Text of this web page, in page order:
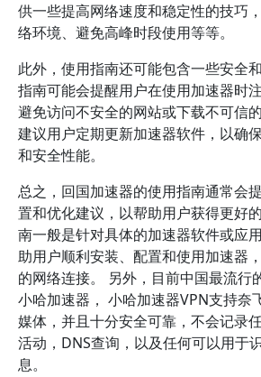
供一些提高网络速度和稳定性的技巧
络环境、避免高峰时段使用等等。
此外，使用指南还可能包含一些安全
指南可能会提醒用户在使用加速器时
避免访问不安全的网站或下载不可信
建议用户定期更新加速器软件，以确
和安全性能。
总之，回国加速器的使用指南通常会
置和优化建议，以帮助用户获得更好
南一般是针对具体的加速器软件或应
助用户顺利安装、配置和使用加速器
的网络连接。 另外，目前中国最流行
小哈加速器， 小哈加速器VPN支持
媒体，并且十分安全可靠，不会记录
活动，DNS查询，以及任何可以用于
息。